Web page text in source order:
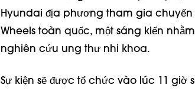
Hyundai địa phương tham gia
Wheels toàn quốc, một sáng kiến
nghiên cứu ung thư nhi khoa.
Sự kiện sẽ được tổ chức vào lúc 11 giờ